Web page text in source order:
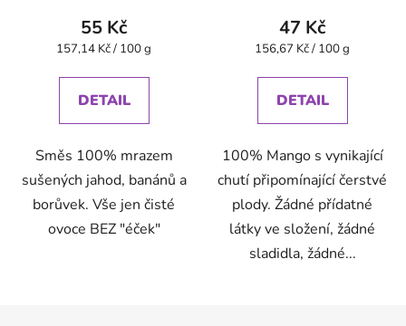
55 Kč
Měrná
157,14 Kč / 100 g
DETAIL
Směs 100% mrazem
sušených jahod, banánů a
borůvek. Vše jen čisté
ovoce BEZ "éček"
47 Kč
Měrná
156,67 Kč / 100 g
DETAIL
100% Mango s vynikající
chutí připomínající čerstvé
plody. Žádné přídatné
látky ve složení, žádné
sladidla, žádné...